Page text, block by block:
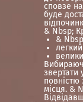
сповзе
буде
& Nbsp;
&
звертати
повністю
місця. &